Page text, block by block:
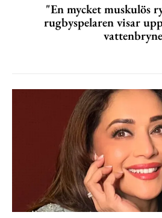
"En mycket muskulös
rugbyspelaren visar